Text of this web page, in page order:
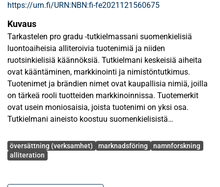
https://urn.fi/URN:NBN:fi-fe2021121560675
Kuvaus
Tarkastelen pro gradu -tutkielmassani suomenkielisiä
luontoaiheisia alliteroivia tuotenimiä ja niiden
ruotsinkielisiä käännöksiä. Tutkielmani keskeisiä aiheita
ovat kääntäminen, markkinointi ja nimistöntutkimus.
Tuotenimet ja brändien nimet ovat kaupallisia nimiä, joilla
on tärkeä rooli tuotteiden markkinoinnissa. Tuotemerkit
ovat usein moniosaisia, joista tuotenimi on yksi osa.
Tutkielmani aineisto koostuu suomenkielisistä
antamista käännösvaihtoehdoista. Lisäksi aineistooni
kuuluu opiskelijaryhmien tiedot mm. opiskelijoiden
Avainsanat
översättning (verksamhet) marknadsföring
namnforskning
alliteration